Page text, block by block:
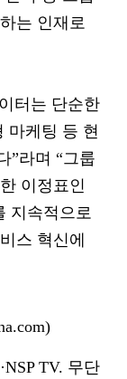
는 인재로
터는 단순한
마케팅 등 현
”라며 “그룹
이정표인
지속적으로
스 혁신에
TV. 무단